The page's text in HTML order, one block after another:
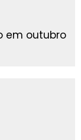
em outubro